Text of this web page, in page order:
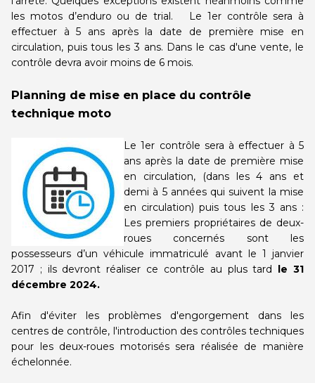
les motos d’enduro ou de trial. Le 1er contrôle sera à
effectuer à 5 ans après la date de première mise en
circulation, puis tous les 3 ans. Dans le cas d'une vente, le
contrôle devra avoir moins de 6 mois.
Planning de mise en place du contrôle
technique moto
Le 1er contrôle sera à effectuer à 5
ans après la date de première mise
en circulation, (dans les 4 ans et
demi à 5 années qui suivent la mise
en circulation) puis tous les 3 ans :
Les premiers propriétaires de deux-
roues concernés sont les
possesseurs d’un véhicule immatriculé avant le 1 janvier
2017 ; ils devront réaliser ce contrôle au plus tard le 31
décembre 2024.
Afin d'éviter les problèmes d'engorgement dans les
centres de contrôle, l'introduction des contrôles techniques
pour les deux-roues motorisés sera réalisée de manière
échelonnée.